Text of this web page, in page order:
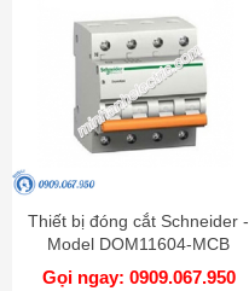
Thiết bị đóng cắt Schneider -
Model DOM11604-MCB
Gọi ngay: 0909.067.950